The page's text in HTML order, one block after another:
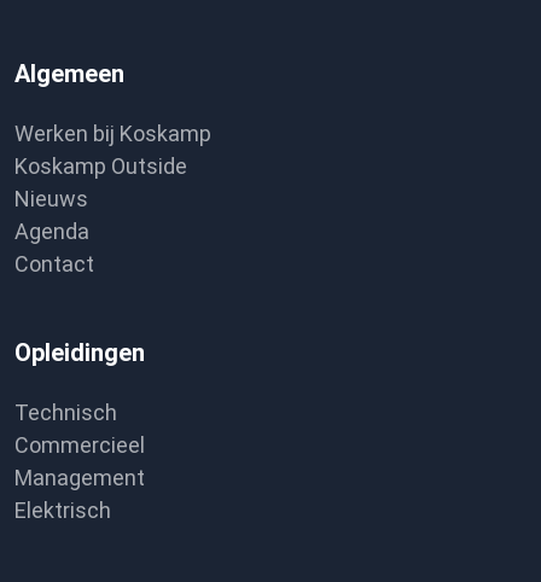
Algemeen
Werken bij Koskamp
Koskamp Outside
Nieuws
Agenda
Contact
Opleidingen
Technisch
Commercieel
Management
Elektrisch